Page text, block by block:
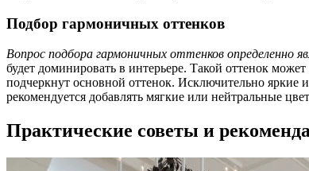
Подбор гармоничных оттенков
Вопрос подбора гармоничных оттенков определенно
будет доминировать в интерьере. Такой оттенок
подчеркнут основной оттенок. Исключительно яркие
рекомендуется добавлять мягкие или нейтральные
Практические советы и